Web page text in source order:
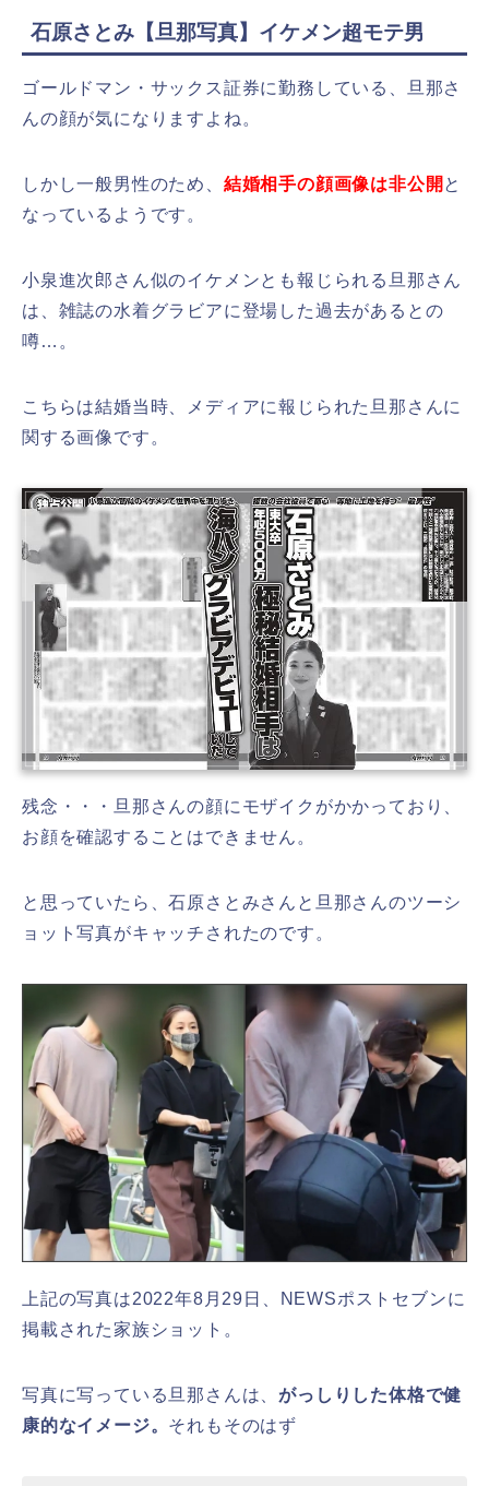
石原さとみ【旦那写真】イケメン超モテ男
ゴールドマン・サックス証券に勤務している、旦那さ
んの顔が気になりますよね。
しかし一般男性のため、 結婚相手の顔画像は非公開 と
なっているようです。
小泉進次郎さん似のイケメンとも報じられる旦那さん
は、雑誌の水着グラビアに登場した過去があるとの
噂…。
こちらは結婚当時、メディアに報じられた旦那さんに
関する画像です。
残念・・・旦那さんの顔にモザイクがかかっており、
お顔を確認することはできません。
と思っていたら、石原さとみさんと旦那さんのツーシ
ョット写真がキャッチされたのです。
上記の写真は2022年8月29日、NEWSポストセブンに
掲載された家族ショット。
写真に写っている旦那さんは、がっしりした体格で健
康的なイメージ。 それもそのはず